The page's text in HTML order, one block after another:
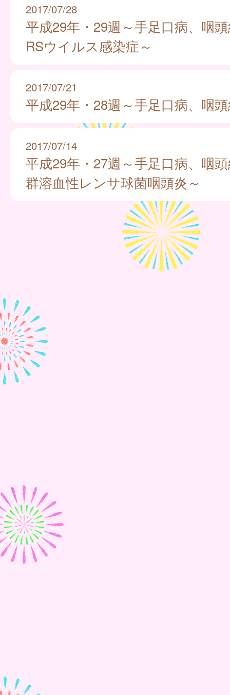
2017/07/28
平成29年・29週～手足口病、咽
RSウイルス感染症～
2017/07/21
平成29年・28週～手足口病、咽
2017/07/14
平成29年・27週～手足口病、咽
群溶血性レンサ球菌咽頭炎～